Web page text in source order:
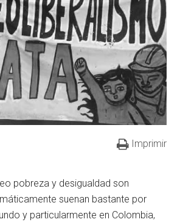
Imprimir
pobreza y desigualdad son
suenan bastante por
y particularmente en Colombia,